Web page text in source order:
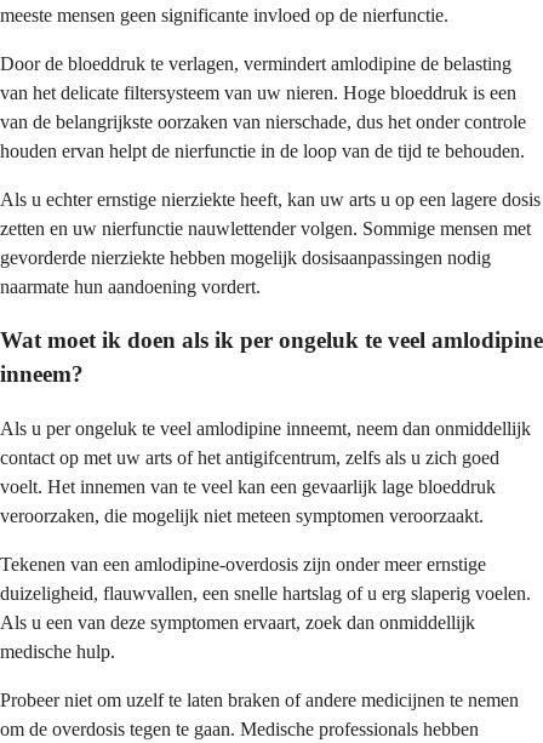
meeste mensen geen significante invloed op de nierfunctie.
Door de bloeddruk te verlagen, vermindert amlodipine de belasting
van het delicate filtersysteem van uw nieren. Hoge bloeddruk is een
van de belangrijkste oorzaken van nierschade, dus het onder controle
houden ervan helpt de nierfunctie in de loop van de tijd te behouden.
Als u echter ernstige nierziekte heeft, kan uw arts u op een lagere dosis
zetten en uw nierfunctie nauwlettender volgen. Sommige mensen met
gevorderde nierziekte hebben mogelijk dosisaanpassingen nodig
naarmate hun aandoening vordert.
Wat moet ik doen als ik per ongeluk te veel amlodipine
inneem?
Als u per ongeluk te veel amlodipine inneemt, neem dan onmiddellijk
contact op met uw arts of het antigifcentrum, zelfs als u zich goed
voelt. Het innemen van te veel kan een gevaarlijk lage bloeddruk
veroorzaken, die mogelijk niet meteen symptomen veroorzaakt.
Tekenen van een amlodipine-overdosis zijn onder meer ernstige
duizeligheid, flauwvallen, een snelle hartslag of u erg slaperig voelen.
Als u een van deze symptomen ervaart, zoek dan onmiddellijk
medische hulp.
Probeer niet om uzelf te laten braken of andere medicijnen te nemen
om de overdosis tegen te gaan. Medische professionals hebben